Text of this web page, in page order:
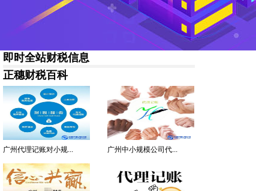
即时全站财税信息
正穗财税百科
广州代理记账对小规... 广州中小规模公司代...